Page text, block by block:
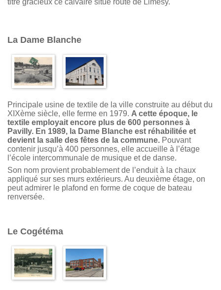
titre gracieux ce calvaire situé route de Limésy.
La Dame Blanche
Principale usine de textile de la ville construite au début du
XIXème siècle, elle ferme en 1979. A cette époque, le
textile employait encore plus de 600 personnes à
Pavilly. En 1989, la Dame Blanche est réhabilitée et
devient la salle des fêtes de la commune. Pouvant
contenir jusqu’à 400 personnes, elle accueille à l’étage
l’école intercommunale de musique et de danse.
Son nom provient probablement de l’enduit à la chaux
appliqué sur ses murs extérieurs. Au deuxième étage, on
peut admirer le plafond en forme de coque de bateau
renversée.
Le Cogétéma